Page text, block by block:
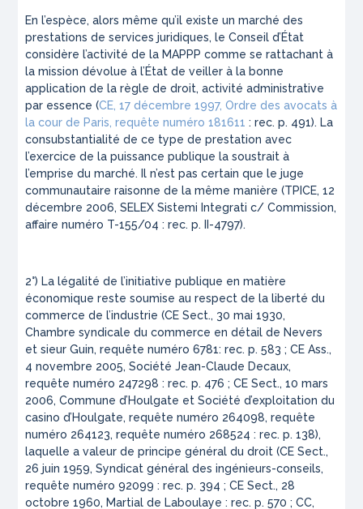
En l’espèce, alors même qu’il existe un marché des
prestations de services juridiques, le Conseil d’État
considère l’activité de la MAPPP comme se rattachant à
la mission dévolue à l’État de veiller à la bonne
application de la règle de droit, activité administrative
par essence (CE, 17 décembre 1997, Ordre des avocats à
la cour de Paris, requête numéro 181611 : rec. p. 491). La
consubstantialité de ce type de prestation avec
l’exercice de la puissance publique la soustrait à
l’emprise du marché. Il n’est pas certain que le juge
communautaire raisonne de la même manière (TPICE, 12
décembre 2006, SELEX Sistemi Integrati c/ Commission,
affaire numéro T-155/04 : rec. p. II-4797).
2°) La légalité de l’initiative publique en matière
économique reste soumise au respect de la liberté du
commerce de l’industrie (CE Sect., 30 mai 1930,
Chambre syndicale du commerce en détail de Nevers
et sieur Guin, requête numéro 6781: rec. p. 583 ; CE Ass.,
4 novembre 2005, Société Jean-Claude Decaux,
requête numéro 247298 : rec. p. 476 ; CE Sect., 10 mars
2006, Commune d’Houlgate et Société d’exploitation du
casino d’Houlgate, requête numéro 264098, requête
numéro 264123, requête numéro 268524 : rec. p. 138),
laquelle a valeur de principe général du droit (CE Sect.,
26 juin 1959, Syndicat général des ingénieurs-conseils,
requête numéro 92099 : rec. p. 394 ; CE Sect., 28
octobre 1960, Martial de Laboulaye : rec. p. 570 ; CC,